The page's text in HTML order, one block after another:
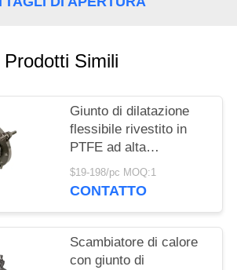
Prodotti Simili
Giunto di dilatazione
flessibile rivestito in
PTFE ad alta
resistenza SS316 con
flangia a soffietto
$19-198/pc MOQ:1
CONTATTO
Scambiatore di calore
con giunto di